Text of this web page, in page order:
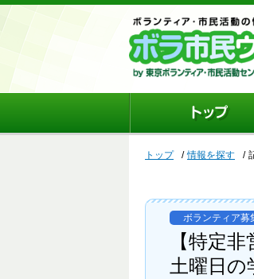
トップ 情報を探す
ボランティア募
【特定
土曜日の